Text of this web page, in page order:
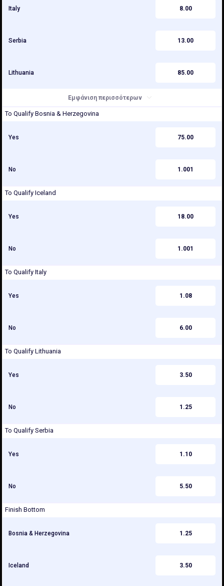
Italy 8.00
Serbia 13.00
Lithuania 85.00
Εμφάνιση περισσότερων
To Qualify Bosnia & Herzegovina
Yes 75.00
No 1.001
To Qualify Iceland
Yes 18.00
No 1.001
To Qualify Italy
Yes 1.08
No 6.00
To Qualify Lithuania
Yes 3.50
No 1.25
To Qualify Serbia
Yes 1.10
No 5.50
Finish Bottom
Bosnia & Herzegovina 1.25
Iceland 3.50